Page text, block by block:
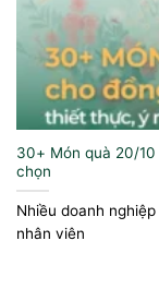
30+ Món quà 20/
chọn
Nhiều doanh
nhân viên